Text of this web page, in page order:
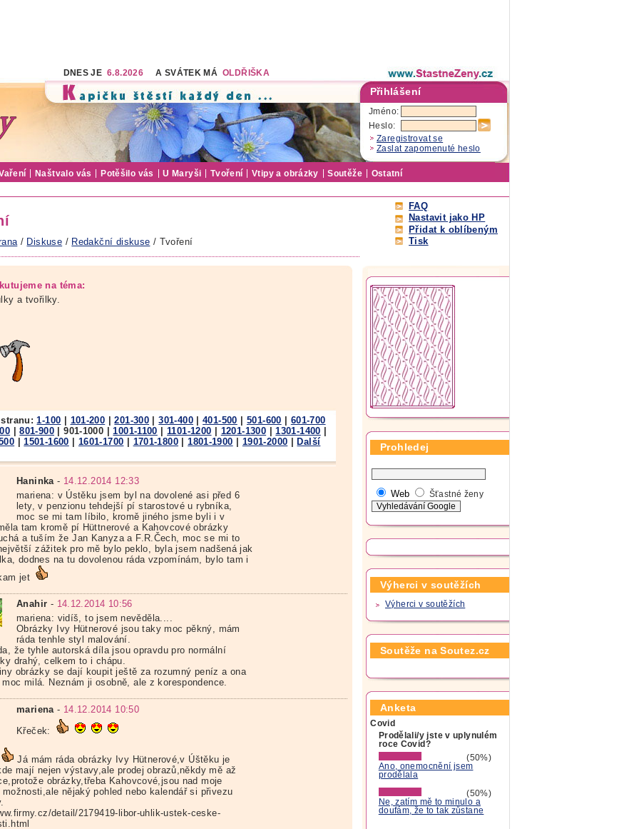
DNES JE 6.8.2026 A SVÁTEK MÁ OLDŘIŠKA
Přihlášení
Jméno:
Heslo:
Zaregistrovat se
Zaslat zapomenuté heslo
Naštvalo vás Potěšilo vás U Maryši Tvoření Vtipy a obrázky Soutěže Ostatní
/ Diskuse / Redakční diskuse / Tvoření
FAQ
Nastavit jako HP
Přidat k oblíbeným
Tisk
na téma:
a tvořilky.
stranu:1-100 | 101-200 |201-300 |301-400|401-500 | 501-600 | 601-700
|801-900 |901-1000 |1001-1100 |1101-1200 | 1201-1300 |1301-1400 |
|1501-1600 | 1601-1700 | 1701-1800 |1801-1900 | 1901-2000 |Další
Haninka- 14.12.2014 12:33
mariena: v Ústěku jsem byl na dovolené asi před 6
lety, v penzionu tehdejší pí starostové u rybníka,
moc se mi tam líbilo, kromě jiného jsme byli i v
tam kromě pí Hüttnerové a Kahovcové obrázky
a tuším že Jan Kanyza a F.R.Čech, moc se mi to
zážitek pro mě bylo peklo, byla jsem nadšená jak
dodnes na tu dovolenou ráda vzpomínám, bylo tam i
jet
Anahir - 14.12.2014 10:56
mariena: vidíš, to jsem nevěděla....
Obrázky Ivy Hütnerové jsou taky moc pěkný, mám
ráda tenhle styl malování.
že tyhle autorská díla jsou opravdu pro normální
drahý, celkem to i chápu.
obrázky se dají koupit ještě za rozumný peníz a ona
milá. Neznám ji osobně, ale z korespondence.
mariena - 14.12.2014 10:50
Křeček:
Já mám ráda obrázky Ivy Hütnerové,v Úštěku je
mají nejen výstavy,ale prodej obrazů,někdy mě až
obrázky,třeba Kahovcové,jsou nad moje
nějaký pohled nebo kalendář si přivezu
detail/2179419-libor-uhlik-ustek-ceske-
Prohledej
Web Šťastné ženy
Výherci v soutěžích
Výherci v soutěžích
Soutěže na Soutez.cz
Anketa
Covid
Prodělali/y jste v uplynulém
roce Covid?
(50%)
Ano, onemocnění jsem
prodělala
(50%)
Ne, zatím mě to minulo a
doufám, že to tak zůstane